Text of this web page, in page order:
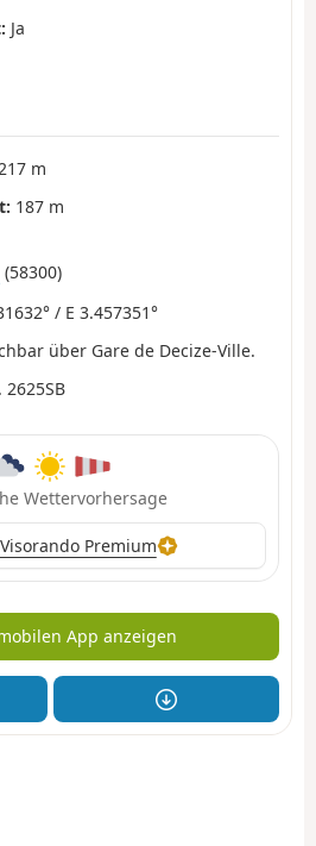
Ja
m
187 m
(58300)
/ E 3.457351°
über Gare de Decize-Ville.
2625SB
Wettervorhersage
Premium
App anzeigen